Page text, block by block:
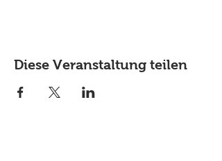
Diese Veranstaltung teilen